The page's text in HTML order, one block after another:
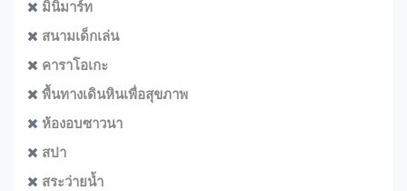
มินิมาร์ท
สนามเด็กเล่น
คาราโอเกะ
พื้นทางเดินหินเพื่อสุขภาพ
ห้องอบซาวนา
สปา
สระว่ายน้ำ